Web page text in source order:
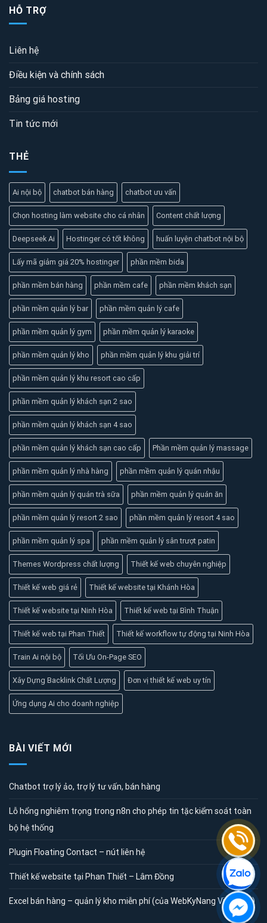
HỖ TRỢ
Liên hệ
Điều kiện và chính sách
Bảng giá hosting
Tin tức mới
THẺ
Ai nội bộ chatbot bán hàng chatbot ưu vấn
Chọn hosting làm website cho cá nhân Content chất lượng
Deepseek Ai Hostinger có tốt không huấn luyện chatbot nội bộ
Lấy mã giảm giá 20% hostinger phần mềm bida
phần mềm bán hàng phần mềm cafe phần mềm khách sạn
phần mềm quản lý bar phần mềm quản lý cafe
phần mềm quản lý gym phần mềm quản lý karaoke
phần mềm quản lý kho phần mềm quản lý khu giải trí
phần mềm quản lý khu resort cao cấp
phần mềm quản lý khách sạn 2 sao
phần mềm quản lý khách sạn 4 sao
phần mềm quản lý khách sạn cao cấp Phần mềm quản lý massage
phần mềm quản lý nhà hàng phần mềm quản lý quán nhậu
phần mềm quản lý quán trà sữa phần mềm quản lý quán ăn
phần mềm quản lý resort 2 sao phần mềm quản lý resort 4 sao
phần mềm quản lý spa phần mềm quản lý sân trượt patin
Themes Wordpress chất lượng Thiết kế web chuyên nghiệp
Thiết kế web giá rẻ Thiết kế website tại Khánh Hòa
Thiết kế website tại Ninh Hòa Thiết kế web tại Bình Thuận
Thiết kế web tại Phan Thiết Thiết kế workflow tự động tại Ninh Hòa
Train Ai nội bộ Tối Ưu On-Page SEO
Xây Dựng Backlink Chất Lượng Đơn vị thiết kế web uy tín
Ứng dụng Ai cho doanh nghiệp
BÀI VIẾT MỚI
Chatbot trợ lý ảo, trợ lý tư vấn, bán hàng
Lỗ hổng nghiêm trọng trong n8n cho phép tin tặc kiểm soát toàn
bộ hệ thống
Plugin Floating Contact – nút liên hệ
Thiết kế website tại Phan Thiết – Lâm Đồng
Excel bán hàng – quản lý kho miễn phí (của WebKyNang Việt Nam)